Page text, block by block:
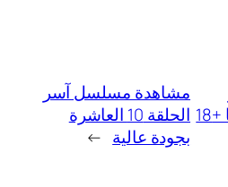
يوسف خليل مع ميلينا +18
مشاهدة مسلسل آسر
الحلقة 10 العاشرة
بجودة عالية →